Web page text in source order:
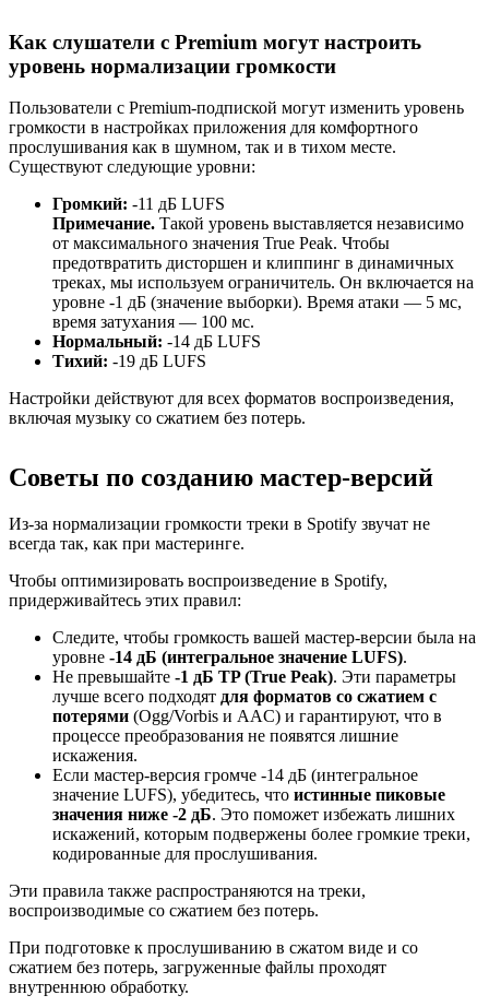
Как слушатели с Premium могут настроить
уровень нормализации громкости
Пользователи с Premium-подпиской могут изменить уровень
громкости в настройках приложения для комфортного
прослушивания как в шумном, так и в тихом месте.
Существуют следующие уровни:
Громкий: -11 дБ LUFS
Примечание. Такой уровень выставляется независимо
от максимального значения True Peak. Чтобы
предотвратить дисторшен и клиппинг в динамичных
треках, мы используем ограничитель. Он включается на
уровне -1 дБ (значение выборки). Время атаки — 5 мс,
время затухания — 100 мс.
Нормальный: -14 дБ LUFS
Тихий: -19 дБ LUFS
Настройки действуют для всех форматов воспроизведения,
включая музыку со сжатием без потерь.
Советы по созданию мастер-версий
Из-за нормализации громкости треки в Spotify звучат не
всегда так, как при мастеринге.
Чтобы оптимизировать воспроизведение в Spotify,
придерживайтесь этих правил:
Следите, чтобы громкость вашей мастер-версии была на
уровне -14 дБ (интегральное значение LUFS).
Не превышайте -1 дБ TP (True Peak). Эти параметры
лучше всего подходят для форматов со сжатием с
потерями (Ogg/Vorbis и AAC) и гарантируют, что в
процессе преобразования не появятся лишние
искажения.
Если мастер-версия громче -14 дБ (интегральное
значение LUFS), убедитесь, что истинные пиковые
значения ниже -2 дБ. Это поможет избежать лишних
искажений, которым подвержены более громкие треки,
кодированные для прослушивания.
Эти правила также распространяются на треки,
воспроизводимые со сжатием без потерь.
При подготовке к прослушиванию в сжатом виде и со
сжатием без потерь, загруженные файлы проходят
внутреннюю обработку.